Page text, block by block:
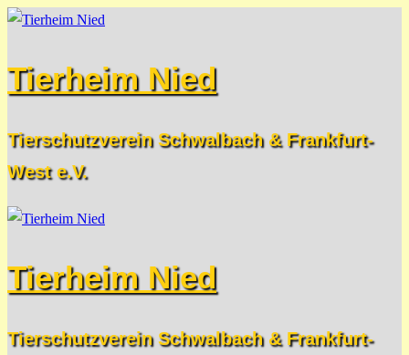
Zum
springen
Menü
Schließen
Tierheim Nied
Tierschutzverein Schwalbach & Frankfurt-
West e.V.
Tierheim Nied
Tierschutzverein Schwalbach & Frankfurt-